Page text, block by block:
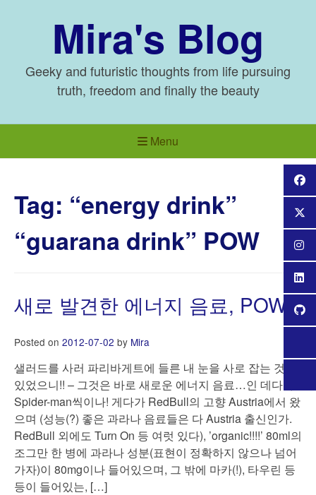
Mira's Blog
Geeky and futuristic thoughts from life pursuing
truth, freedom and finally the beauty
Menu
Tag: “energy drink”
“guarana drink” POW
새로 발견한 에너지 음료, POW!
Posted on 2012-07-02 by Mira
샐러드를 사러 파리바게트에 들른 내 눈을 사로 잡는 것이
있었으니!! – 그것은 바로 새로운 에너지 음료…인 데다가
Spider-man씩이나! 게다가 RedBull의 고향 Austria에서 왔
으며 (성능(?) 좋은 과라나 음료들은 다 Austria 출신인가.
RedBull 외에도 Turn On 등 여럿 있다), ’organic!!!!’ 80ml의
조그만 한 병에 과라나 성분(표현이 정확하지 않으나 넘어
가자)이 80mg이나 들어있으며, 그 밖에 마카(!), 타우린 등
등이 들어있는, […]